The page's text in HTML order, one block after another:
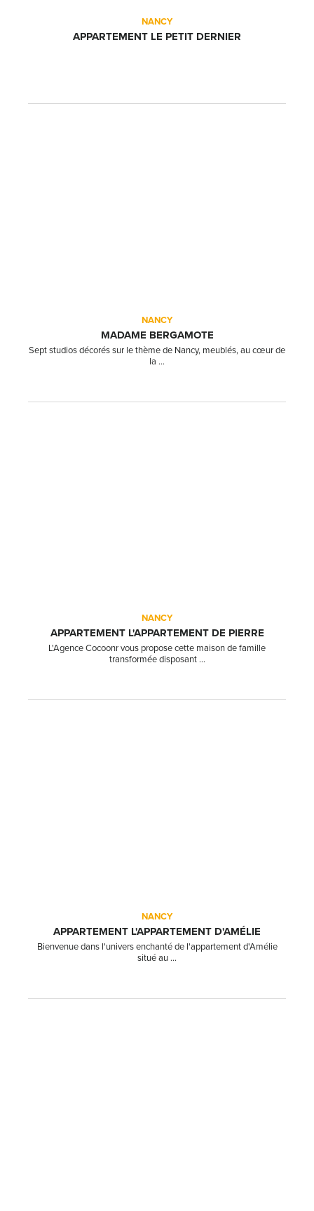
NANCY
APPARTEMENT LE PETIT DERNIER
NANCY
MADAME BERGAMOTE
Sept studios décorés sur le thème de Nancy, meublés, au cœur de
la ...
NANCY
APPARTEMENT L'APPARTEMENT DE PIERRE
L'Agence Cocoonr vous propose cette maison de famille
transformée disposant ...
NANCY
APPARTEMENT L'APPARTEMENT D'AMÉLIE
Bienvenue dans l'univers enchanté de l'appartement d'Amélie
situé au ...